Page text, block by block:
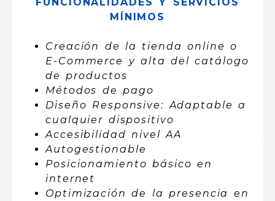
MÍNIMOS
Creación de la tienda online o
E-Commerce y alta del catálogo
de productos
Métodos de pago
Diseño Responsive: Adaptable a
cualquier dispositivo
Accesibilidad nivel AA
Autogestionable
Posicionamiento básico en
internet
Optimización de la presencia en